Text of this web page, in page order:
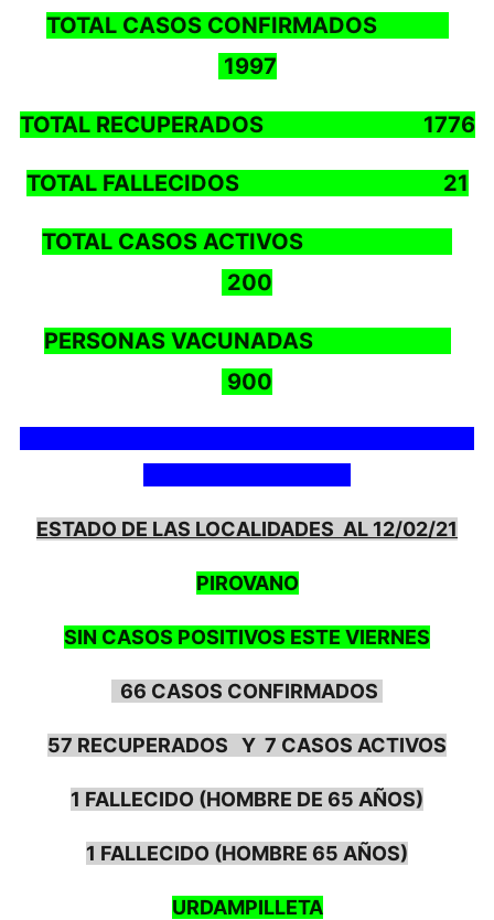
TOTAL CASOS CONFIRMADOS
1997
TOTAL RECUPERADOS 1776
TOTAL FALLECIDOS 21
TOTAL CASOS ACTIVOS
200
PERSONAS VACUNADAS
900
ESTADO DE LAS LOCALIDADES AL 12/02/21
PIROVANO
SIN CASOS POSITIVOS ESTE VIERNES
66 CASOS CONFIRMADOS
57 RECUPERADOS Y 7 CASOS ACTIVOS
1 FALLECIDO (HOMBRE DE 65 AÑOS)
1 FALLECIDO (HOMBRE 65 AÑOS)
URDAMPILLETA